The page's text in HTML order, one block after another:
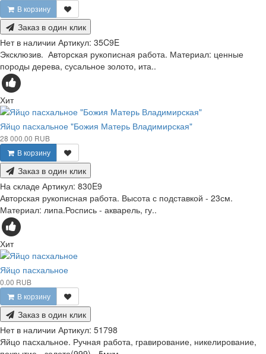
В корзину
Заказ в один клик
Нет в наличии Артикул: 35C9E
Эксклюзив. Авторская рукописная работа. Материал: ценные
породы дерева, сусальное золото, ита..
Хит
Яйцо пасхальное "Божия Матерь Владимирская"
28 000.00 RUB
В корзину
Заказ в один клик
На складе Артикул: 830E9
Авторская рукописная работа. Высота с подставкой - 23см.
Материал: липа.Роспись - акварель, гу..
Хит
Яйцо пасхальное
0.00 RUB
В корзину
Заказ в один клик
Нет в наличии Артикул: 51798
Яйцо пасхальное. Ручная работа, гравирование, никелирование,